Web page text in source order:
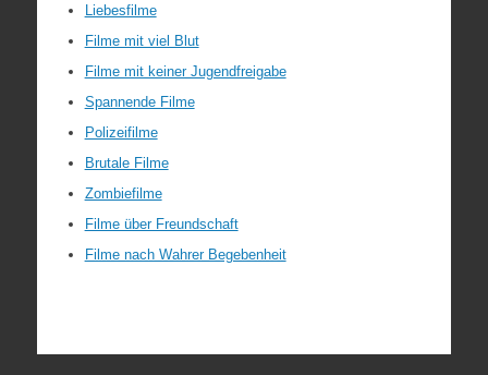
Liebesfilme
Filme mit viel Blut
Filme mit keiner Jugendfreigabe
Spannende Filme
Polizeifilme
Brutale Filme
Zombiefilme
Filme über Freundschaft
Filme nach Wahrer Begebenheit